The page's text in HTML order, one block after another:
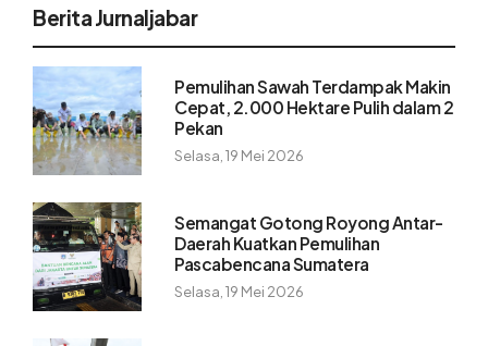
Berita Jurnaljabar
Pemulihan Sawah Terdampak Makin
Cepat, 2.000 Hektare Pulih dalam 2
Pekan
Selasa, 19 Mei 2026
Semangat Gotong Royong Antar-
Daerah Kuatkan Pemulihan
Pascabencana Sumatera
Selasa, 19 Mei 2026